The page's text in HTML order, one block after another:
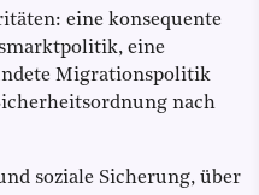
eine konsequente
eine
Migrationspolitik
nach
soziale Sicherung, über